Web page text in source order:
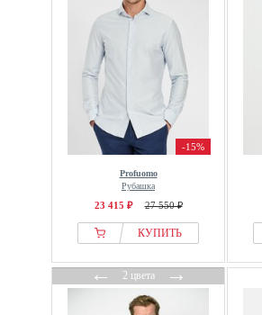
-15%
Profuomo
Рубашка
23 415 ₽ 27 550 ₽
КУПИТЬ
←2 цвета→